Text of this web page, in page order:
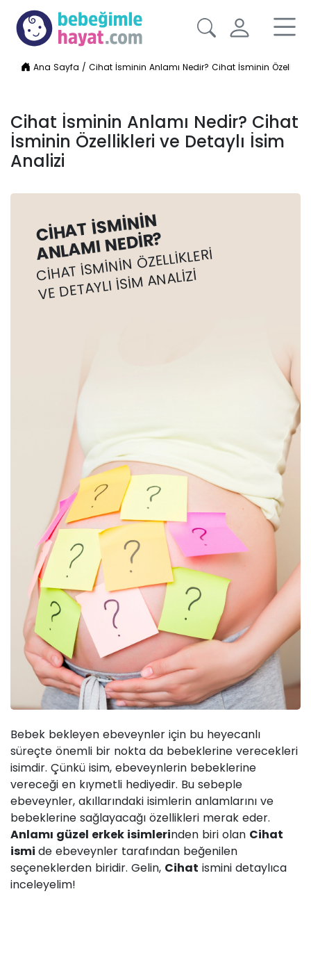
Ana Sayfa /Cihat İsminin Anlamı Nedir? Cihat İsminin
Cihat İsminin Anlamı Nedir? Cihat
İsminin Özellikleri ve Detaylı İsim
Analizi
CIHAT İSMININ
ANLAMI NEDIR?
CIHAT İSMININ ÖZELLIKLERI
VE DETAYLI İSIM ANALIZI
Bebek bekleyen ebeveynler için bu heyecanlı
süreçte önemli bir nokta da bebeklerine verecekleri
isimdir. Çünkü isim, ebeveynlerin bebeklerine
vereceği en kıymetli hediyedir. Bu sebeple
ebeveynler, akıllarındaki isimlerin anlamlarını ve
bebeklerine sağlayacağı özellikleri merak eder.
Anlamı güzel erkek isimlerinden biri olan Cihat
ismi de ebeveynler tarafından beğenilen
seçeneklerden biridir. Gelin, Cihat ismini detaylıca
inceleyelim!